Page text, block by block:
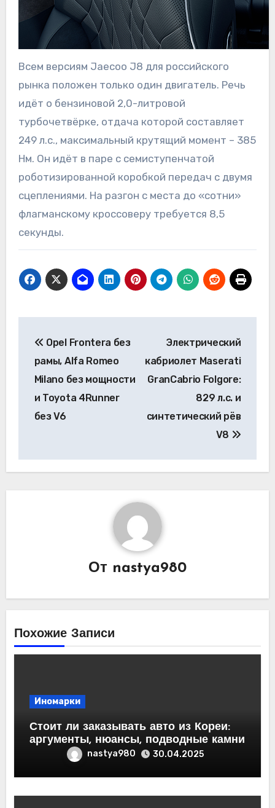
Всем версиям Jaecoo J8 для российского
рынка положен только один двигатель. Речь
идёт о бензиновой 2,0-литровой
турбочетвёрке, отдача которой составляет
249 л.с., максимальный крутящий момент – 385
Нм. Он идёт в паре с семиступенчатой
роботизированной коробкой передач с двумя
сцеплениями. На разгон с места до «сотни»
флагманскому кроссоверу требуется 8,5
секунды.
по
записям
Opel Frontera без
рамы, Alfa Romeo
Milano без мощности
и Toyota 4Runner
без V6
Электрический
кабриолет Maserati
GranCabrio Folgore:
829 л.с. и
синтетический рёв
V8
От nastya980
Похожие Записи
Иномарки
Стоит ли заказывать авто из Кореи:
аргументы, нюансы, подводные камни
nastya980 30.04.2025